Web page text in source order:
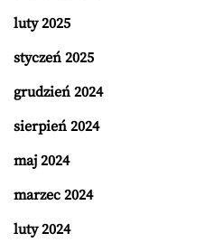
luty 2025
styczeń 2025
grudzień 2024
sierpień 2024
maj 2024
marzec 2024
luty 2024